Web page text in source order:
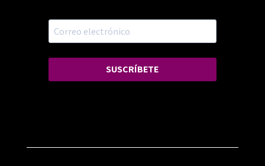
SUSCRÍBETE